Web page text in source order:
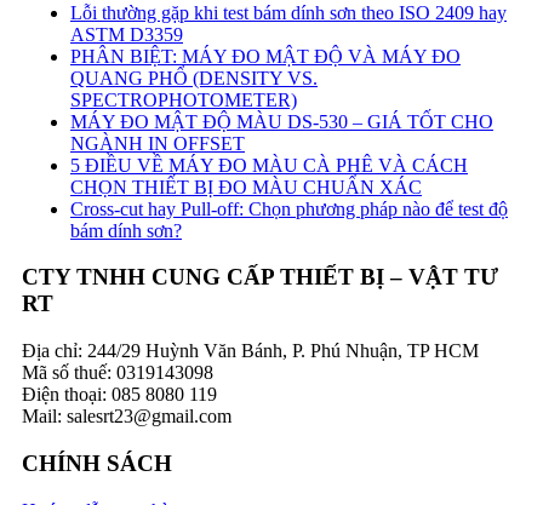
Lỗi thường gặp khi test bám dính sơn theo ISO 2409 hay
ASTM D3359
PHÂN BIỆT: MÁY ĐO MẬT ĐỘ VÀ MÁY ĐO
QUANG PHỔ (DENSITY VS.
SPECTROPHOTOMETER)
MÁY ĐO MẬT ĐỘ MÀU DS-530 – GIÁ TỐT CHO
NGÀNH IN OFFSET
5 ĐIỀU VỀ MÁY ĐO MÀU CÀ PHÊ VÀ CÁCH
CHỌN THIẾT BỊ ĐO MÀU CHUẨN XÁC
Cross-cut hay Pull-off: Chọn phương pháp nào để test độ
bám dính sơn?
CTY TNHH CUNG CẤP THIẾT BỊ – VẬT TƯ
RT
Địa chỉ: 244/29 Huỳnh Văn Bánh, P. Phú Nhuận, TP HCM
Mã số thuế: 0319143098
Điện thoại: 085 8080 119
Mail: salesrt23@gmail.com
CHÍNH SÁCH